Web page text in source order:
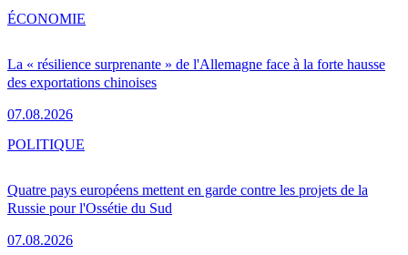
La « résilience surprenante » de l'Allemagne face à la forte hausse
des exportations chinoises
07.08.2026
ÉCONOMIE
Quatre pays européens mettent en garde contre les projets de la
Russie pour l'Ossétie du Sud
07.08.2026
POLITIQUE